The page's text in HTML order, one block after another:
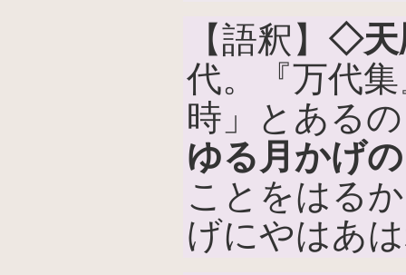
【語釈】 ◇天
代。『万代
時」とある
ゆる月かげの
ことをはる
げにやはあ